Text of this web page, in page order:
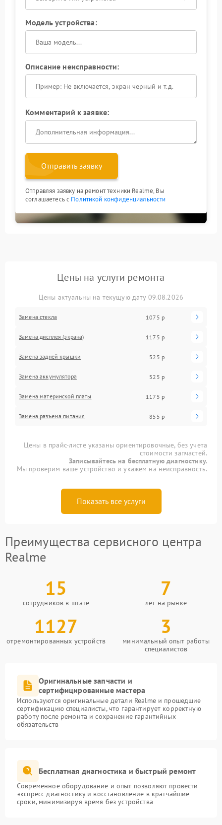
Модель устройства:
Описание неисправности:
Комментарий к заявке:
Отправить заявку
Отправляя заявку на ремонт техники Realme, Вы
соглашаетесь с Политикой конфиденциальности
Цены на услуги ремонта
Цены актуальны на текущую дату 09.08.2026
Замена стекла 1075 р
Замена дисплея (экрана) 1175 р
Замена задней крышки 525 р
Замена аккумулятора 525 р
Замена материнской платы 1175 р
Замена разъема питания 855 р
Цены в прайс-листе указаны ориентировочные, без учета
стоимости запчастей.
Записывайтесь на бесплатную диагностику.
Мы проверим ваше устройство и укажем на неисправность.
Показать все услуги
Преимущества сервисного центра
Realme
15
сотрудников в штате
7
лет на рынке
1127
отремонтированных устройств
3
минимальный опыт работы
специалистов
Оригинальные запчасти и
сертифицированные мастера
Используются оригинальные детали Realme и прошедшие
сертификацию специалисты, что гарантирует корректную
работу после ремонта и сохранение гарантийных
обязательств
Бесплатная диагностика и быстрый ремонт
Современное оборудование и опыт позволяют провести
экспресс-диагностику и восстановление в кратчайшие
сроки, минимизируя время без устройства